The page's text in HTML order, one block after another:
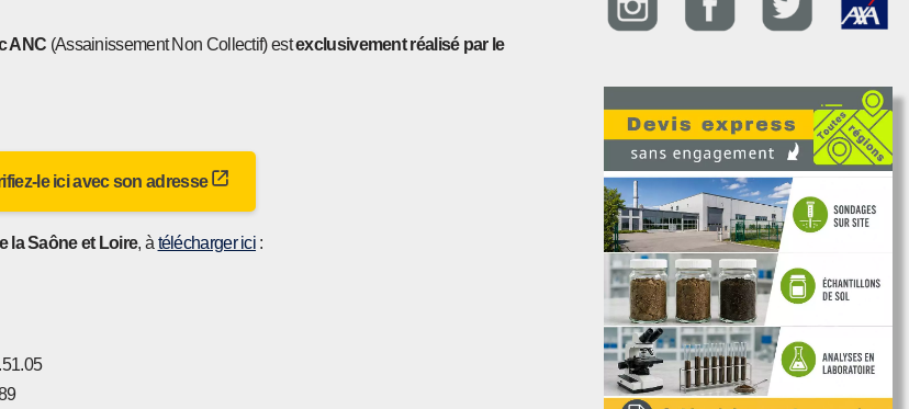
ANC (Assainissement Non Collectif) estexclusivement réalisé par le
le ici avec son adresse
la Saône et Loire, à télécharger ici :